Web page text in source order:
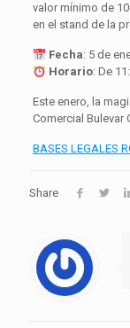
valor mínimo de
en el stand de la
Fecha: 5 de
Horario: De
Este enero, la
Comercial Bulevar
BASES LEGALES
Share